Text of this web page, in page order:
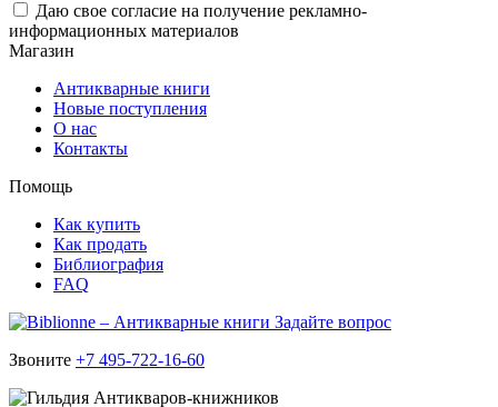
Даю свое согласие на получение рекламно-
информационных материалов
Магазин
Антикварные книги
Новые поступления
О нас
Контакты
Помощь
Как купить
Как продать
Библиография
FAQ
Задайте вопрос
Звоните +7 495-722-16-60